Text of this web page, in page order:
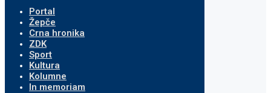
Portal
Žepče
Crna hronika
ZDK
Sport
Kultura
Kolumne
In memoriam